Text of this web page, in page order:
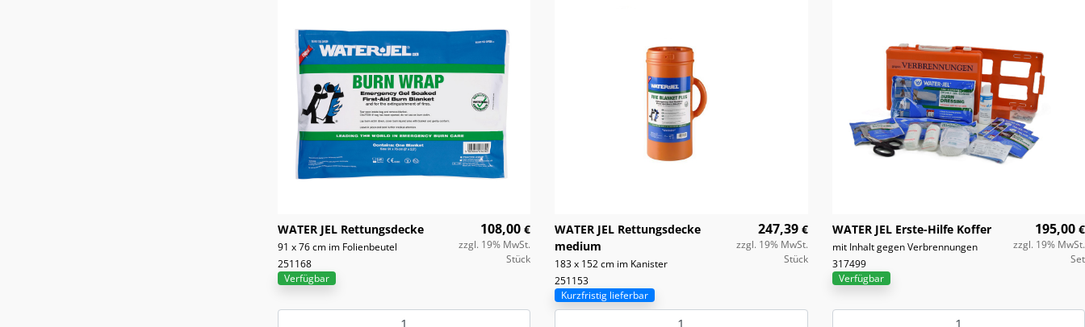
WATER JEL Rettungsdecke
91 x 76 cm im Folienbeutel
251168
108,00 €
zzgl. 19% MwSt.
Stück
Verfügbar
WATER JEL Rettungsdecke
medium
183 x 152 cm im Kanister
251153
247,39 €
zzgl. 19% MwSt.
Stück
Kurzfristig lieferbar
WATER JEL Erste-Hilfe Koffer
mit Inhalt gegen Verbrennungen
317499
195,00 €
zzgl. 19% MwSt.
Set
Verfügbar